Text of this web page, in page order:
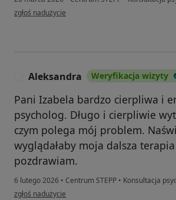
w opinii użytkownika K.M.
zgłoś nadużycie
Aleksandra Weryfikacja wizyty
Pani Izabela bardzo cierpliwa i
psycholog. Długo i cierpliwie
czym polega mój problem.
wyglądałaby moja dalsza
pozdrawiam.
6 lutego 2026 • Centrum STEPP • Konsultacja
w opinii użytkownika Aleksandra
zgłoś nadużycie